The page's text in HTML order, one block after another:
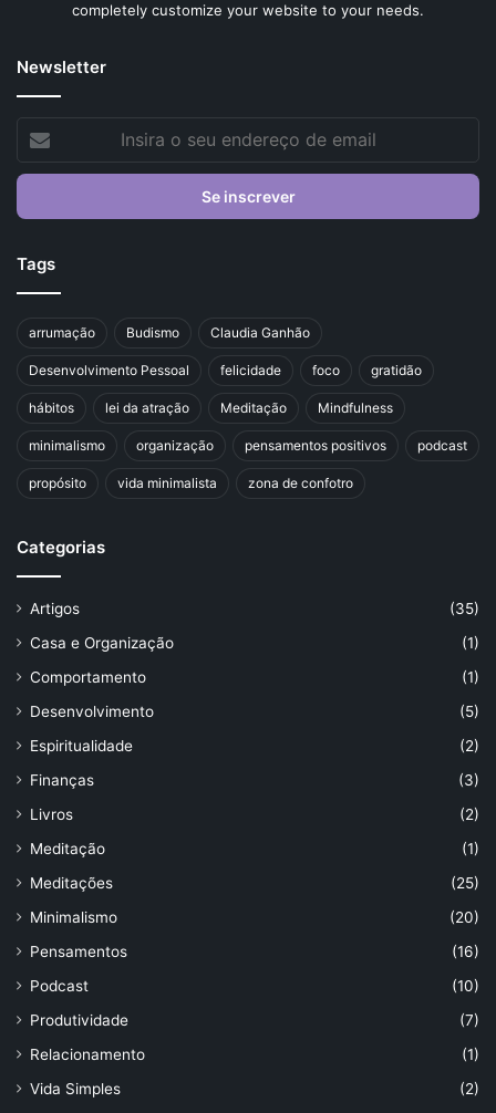
completely customize your website to your needs.
Newsletter
seu
de
Tags
arrumação Budismo Claudia Ganhão
Desenvolvimento Pessoal felicidade foco gratidão
hábitos lei da atração Meditação Mindfulness
minimalismo organização pensamentos positivos podcast
propósito vida minimalista zona de confotro
Categorias
Artigos
(35)
Casa e Organização
(1)
Comportamento
(1)
Desenvolvimento
(5)
Espiritualidade
(2)
Finanças
(3)
Livros
(2)
Meditação
(1)
Meditações
(25)
Minimalismo
(20)
Pensamentos
(16)
Podcast
(10)
Produtividade
(7)
Relacionamento
(1)
Vida Simples
(2)